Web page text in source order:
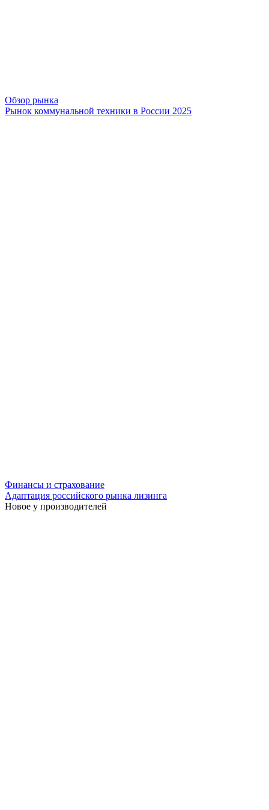
Обзор рынка
Рынок коммунальной техники в России 2025
Финансы и страхование
Адаптация российского рынка лизинга
Новое у производителей